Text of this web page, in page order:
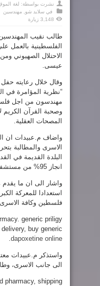
نشرت بواسطة: لغة
في سلايد شو, مهندسين
3,148 زيارة
طالب نقيب المهندسين
الفلسطينية بالعمل
الاحتلال الصهيوني
عيسى.
وقال خلال رعايته
“نظرية المؤامرة في
مهندسون من اجل
وصحبة القرآن
المصحات العقلية.
واضاف م.عبيدات ان
الاسرى والمطالبة
البلدة القديمة في
انجاز 95% من مستشفى الاطفال في دير البلح.
واشار الى ان ما
استعدادا للمعركة
فلسطين وكافة
generic priligy
buy generic
dapoxetine online
.
واستذكر م.عبيدات
الى جانب الاسرى،
pharmacy, shipping